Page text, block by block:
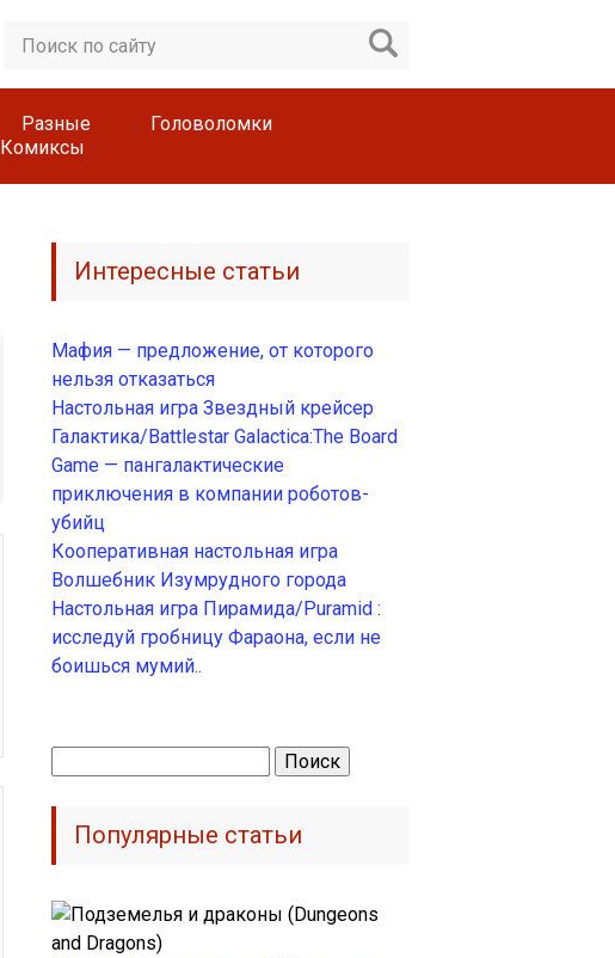
Разные
Головоломки
Комиксы
Интересные статьи
Мафия — предложение, от которого
нельзя отказаться
Настольная игра Звездный крейсер
Галактика/Battlestar Galactica:The Board
Game — пангалактические
приключения в компании роботов-
убийц
Кооперативная настольная игра
Волшебник Изумрудного города
Настольная игра Пирамида/Puramid :
исследуй гробницу Фараона, если не
боишься мумий..
Популярные статьи